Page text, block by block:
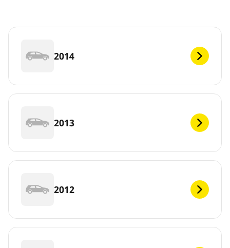
2014
2013
2012